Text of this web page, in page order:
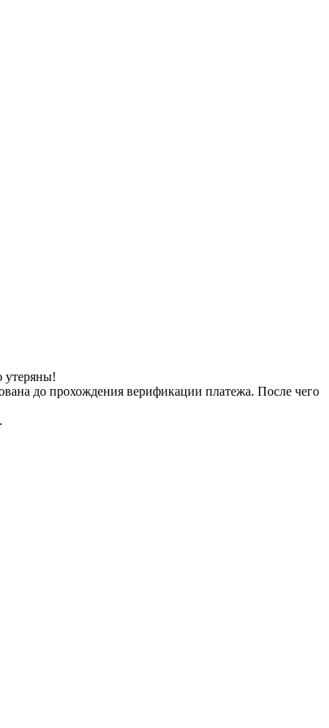
утеряны!
до прохождения верификации платежа. После чего